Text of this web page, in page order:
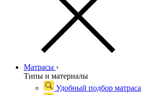
Матрасы ›
Типы и материалы
Удобный подбор матраса